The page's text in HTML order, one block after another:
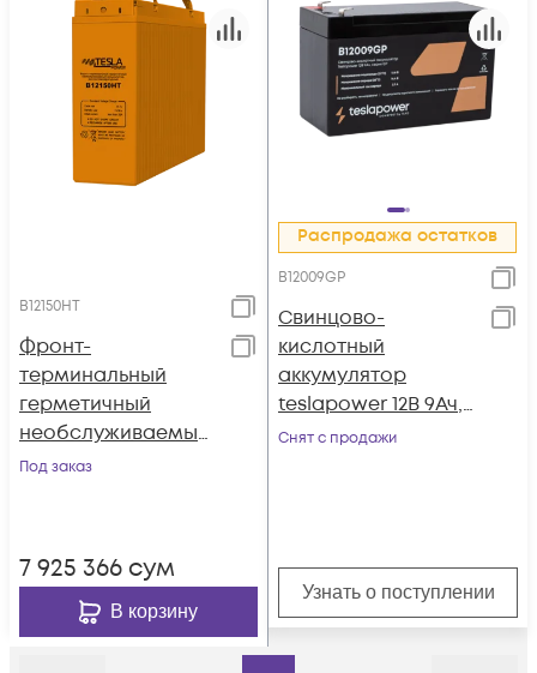
B12150HT
Фронт-
терминальный
герметичный
необслуживаемый
аккумулятор Tesla
Под заказ
7 925 366 сум
В корзину
Распродажа остатков
B12009GP
Свинцово-
кислотный
аккумулятор
teslapower 12В 9Ач,
серия GP
Снят с продажи
Узнать о поступлении